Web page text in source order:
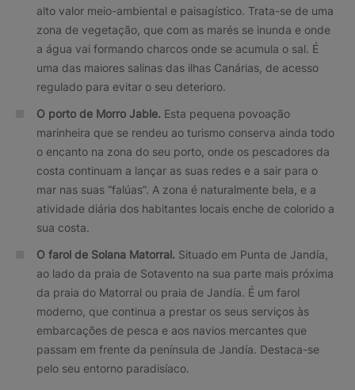
alto valor meio-ambiental e paisagístico. Trata-se de uma
zona de vegetação, que com as marés se inunda e onde
a água vai formando charcos onde se acumula o sal. É
uma das maiores salinas das ilhas Canárias, de acesso
regulado para evitar o seu deterioro.
O porto de Morro Jable. Esta pequena povoação
marinheira que se rendeu ao turismo conserva ainda todo
o encanto na zona do seu porto, onde os pescadores da
costa continuam a lançar as suas redes e a sair para o
mar nas suas “falúas”. A zona é naturalmente bela, e a
atividade diária dos habitantes locais enche de colorido a
sua costa.
O farol de Solana Matorral. Situado em Punta de Jandía,
ao lado da praia de Sotavento na sua parte mais próxima
da praia do Matorral ou praia de Jandía. É um farol
moderno, que continua a prestar os seus serviços às
embarcações de pesca e aos navios mercantes que
passam em frente da península de Jandía. Destaca-se
pelo seu entorno paradisíaco.